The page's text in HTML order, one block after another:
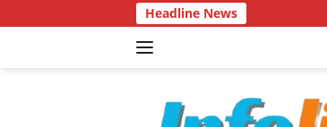
ke
Headline News